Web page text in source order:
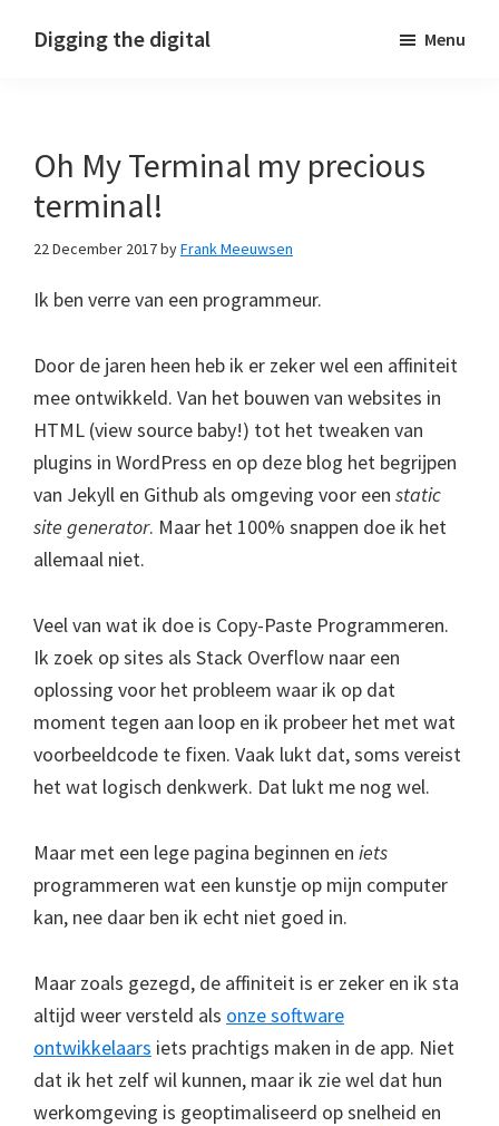
Digging the digital Menu
Oh My Terminal my precious
terminal!
22 December 2017byFrank Meeuwsen
Ik ben verre van een programmeur.
Door de jaren heen heb ik er zeker wel een affiniteit
mee ontwikkeld. Van het bouwen van websites in
HTML (view source baby!) tot het tweaken van
plugins in WordPress en op deze blog het begrijpen
van Jekyll en Github als omgeving voor een static
site generator. Maar het 100% snappen doe ik het
allemaal niet.
Veel van wat ik doe is Copy-Paste Programmeren.
Ik zoek op sites als Stack Overflow naar een
oplossing voor het probleem waar ik op dat
moment tegen aan loop en ik probeer het met wat
voorbeeldcode te fixen. Vaak lukt dat, soms vereist
het wat logisch denkwerk. Dat lukt me nog wel.
Maar met een lege pagina beginnen en iets
programmeren wat een kunstje op mijn computer
kan, nee daar ben ik echt niet goed in.
Maar zoals gezegd, de affiniteit is er zeker en ik sta
altijd weer versteld als onze software
ontwikkelaars iets prachtigs maken in de app. Niet
dat ik het zelf wil kunnen, maar ik zie wel dat hun
werkomgeving is geoptimaliseerd op snelheid en